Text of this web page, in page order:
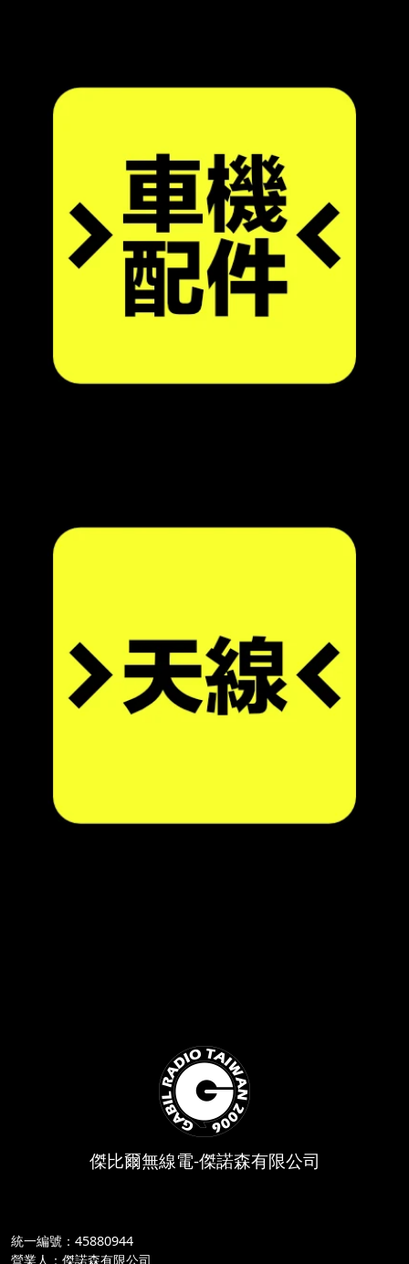
傑比爾無線電-傑諾森有限公司
統一編號：45880944
營業人：傑諾森有限公司